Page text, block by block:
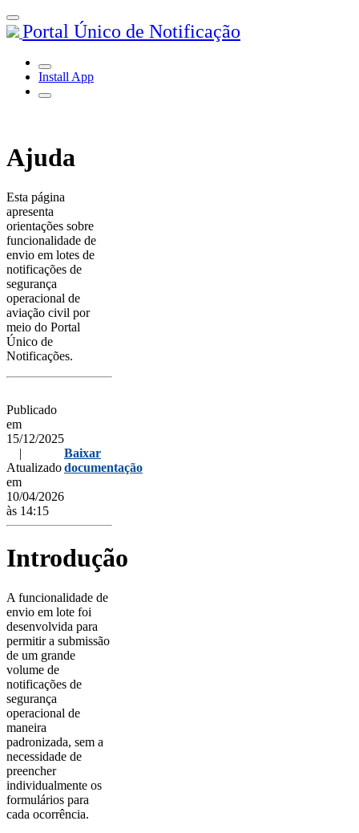
Portal Único de Notificação
Install App
Ajuda
Esta página
apresenta
orientações sobre
funcionalidade de
envio em lotes de
notificações de
segurança
operacional de
aviação civil por
meio do Portal
Único de
Notificações.
Publicado
em
15/12/2025
|
Atualizado
em
10/04/2026
às 14:15
Baixar
documentação
Introdução
A funcionalidade de
envio em lote foi
desenvolvida para
permitir a submissão
de um grande
volume de
notificações de
segurança
operacional de
maneira
padronizada, sem a
necessidade de
preencher
individualmente os
formulários para
cada ocorrência.